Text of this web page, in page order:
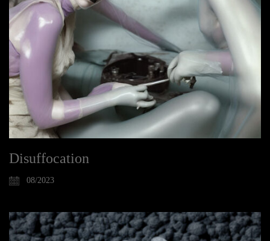
Disuffocation
08/2023